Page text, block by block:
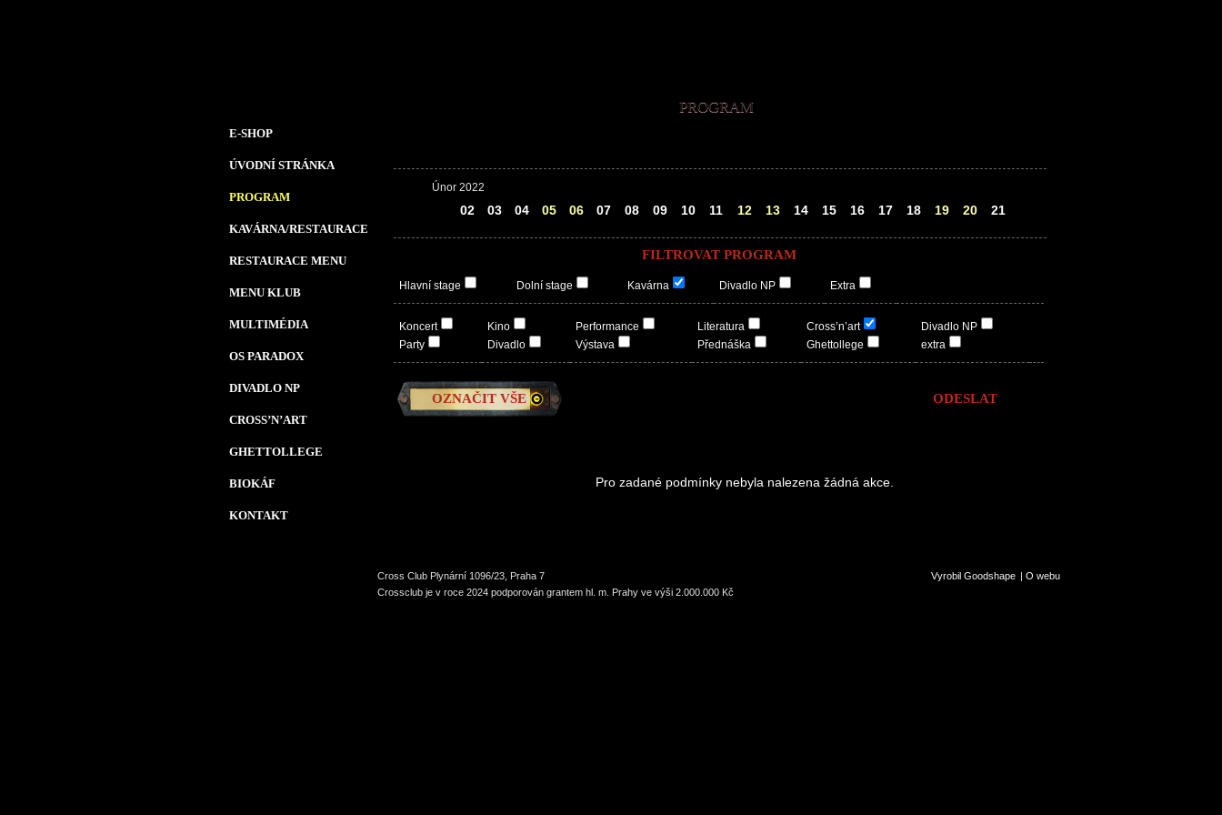
E-SHOP
ÚVODNÍ STRÁNKA
PROGRAM
KAVÁRNA/RESTAURACE
RESTAURACE MENU
MENU KLUB
MULTIMÉDIA
OS PARADOX
DIVADLO NP
CROSS’N’ART
GHETTOLLEGE
BIOKÁF
KONTAKT
PROGRAM
Únor 2022
02 03 04 05 06 07 08 09 10 11 12 13 14 15 16 17 18 19 20 21
FILTROVAT PROGRAM
Hlavní stage Dolní stage Kavárna Divadlo NP Extra
Koncert
Party
Kino
Divadlo
Performance
Výstava
Literatura
Přednáška
Cross’n’art
Ghettollege
Divadlo NP
extra
OZNAČIT VŠE
Pro zadané podmínky nebyla nalezena žádná akce.
Cross Club Plynární 1096/23, Praha 7 Vyrobil Goodshape | O webu
Crossclub je v roce 2024 podporován grantem hl. m. Prahy ve výši 2.000.000 Kč